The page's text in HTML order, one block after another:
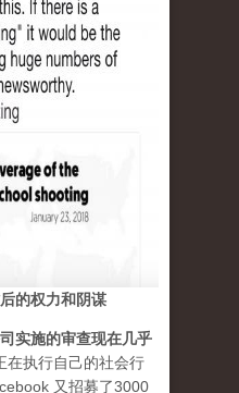
的权力和阴谋
实施的审查现在几乎
在执行自己的社会行
又招募了3000